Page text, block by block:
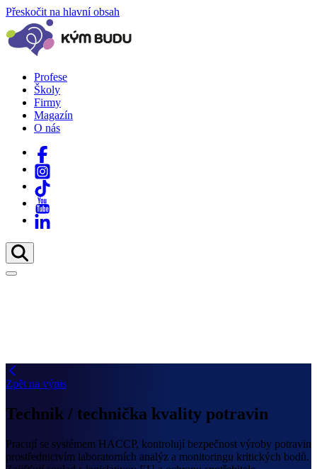
Přeskočit na hlavní obsah
Profese
Školy
Firmy
Magazín
O nás
Zpět na výpis
Technik / technička kvality potravin
Pracují se systémem HACCP, kontrolují bezpečnost výroby potravin
prostřednictvím laboratorních analýz a monitoringu kritických bodů.